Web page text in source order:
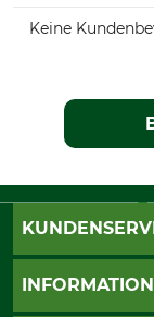
Keine
Live-Shopping